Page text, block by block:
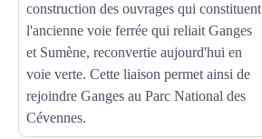
construction des ouvrages qui constituent
l'ancienne voie ferrée qui reliait Ganges
et Sumène, reconvertie aujourd'hui en
voie verte. Cette liaison permet ainsi de
rejoindre Ganges au Parc National des
Cévennes.